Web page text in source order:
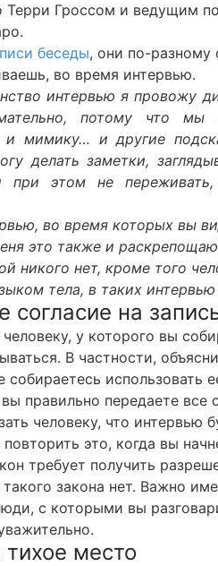
Терри Гроссом и ведущим
беседы, они по-разному
во время интервью.
интервью я провожу
потому что
и мимику… и другие
делать заметки,
этом не
во время которых вы
это также и
никого нет, кроме того
тела, в таких
согласие на
у которого вы
В частности,
собираетесь использовать
правильно передаете все
человеку, что интервью
это, когда вы
требует получить
закона нет. Важно
с которыми вы
место